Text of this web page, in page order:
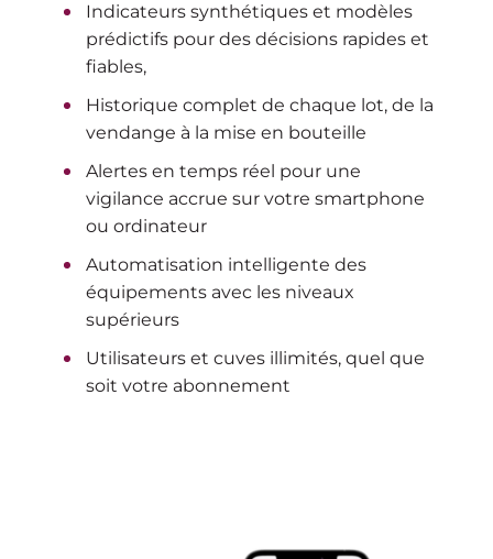
Indicateurs synthétiques et modèles
prédictifs pour des décisions rapides et
fiables,
Historique complet de chaque lot, de la
vendange à la mise en bouteille
Alertes en temps réel pour une
vigilance accrue sur votre smartphone
ou ordinateur
Automatisation intelligente des
équipements avec les niveaux
supérieurs
Utilisateurs et cuves illimités, quel que
soit votre abonnement